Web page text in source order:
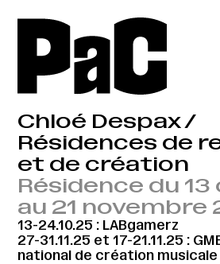
Chloé Despax /
Résidences de
et de création
Résidence du
au 21 novembre
13-24.10.25 : LABgamerz
27-31.11.25 et 17-21.11.25 :
national de création musicale